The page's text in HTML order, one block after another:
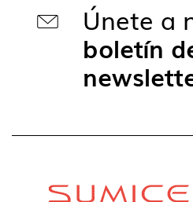
Únete a
boletín